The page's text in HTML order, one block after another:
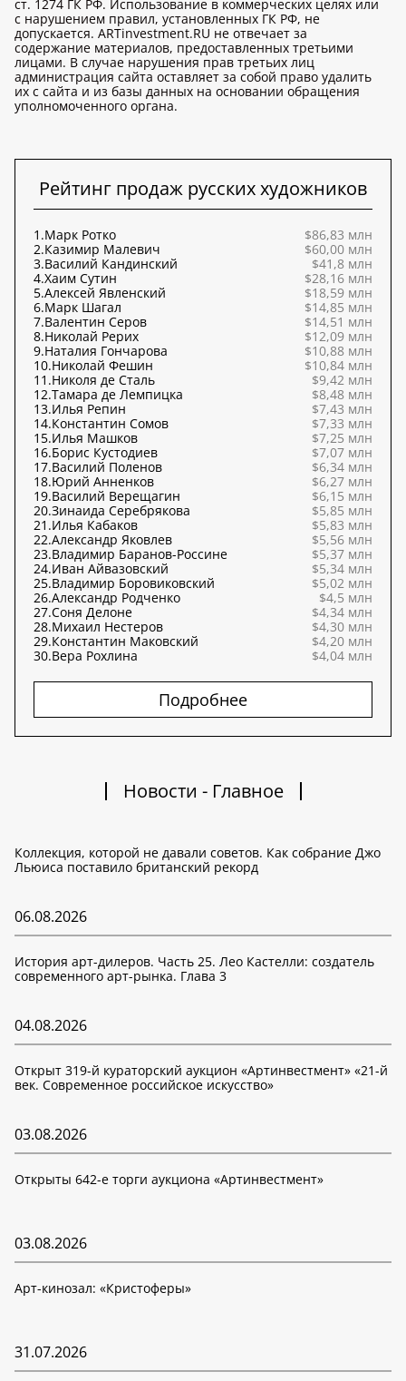
ст. 1274 ГК РФ. Использование в коммерческих целях или
с нарушением правил, установленных ГК РФ, не
допускается. ARTinvestment.RU не отвечает за
содержание материалов, предоставленных третьими
лицами. В случае нарушения прав третьих лиц
администрация сайта оставляет за собой право удалить
их с сайта и из базы данных на основании обращения
уполномоченного органа.
Рейтинг продаж русских художников
1.Марк Ротко
$86,83 млн
2.Казимир Малевич
$60,00 млн
3.Василий Кандинский
$41,8 млн
4.Хаим Сутин
$28,16 млн
5.Алексей Явленский
$18,59 млн
6.Марк Шагал
$14,85 млн
7.Валентин Серов
$14,51 млн
8.Николай Рерих
$12,09 млн
9.Наталия Гончарова
$10,88 млн
10.Николай Фешин
$10,84 млн
11.Николя де Сталь
$9,42 млн
12.Тамара де Лемпицка
$8,48 млн
13.Илья Репин
$7,43 млн
14.Константин Сомов
$7,33 млн
15.Илья Машков
$7,25 млн
16.Борис Кустодиев
$7,07 млн
17.Василий Поленов
$6,34 млн
18.Юрий Анненков
$6,27 млн
19.Василий Верещагин
$6,15 млн
20.Зинаида Серебрякова
$5,85 млн
21.Илья Кабаков
$5,83 млн
22.Александр Яковлев
$5,56 млн
23.Владимир Баранов-Россине
$5,37 млн
24.Иван Айвазовский
$5,34 млн
25.Владимир Боровиковский
$5,02 млн
26.Александр Родченко
$4,5 млн
27.Соня Делоне
$4,34 млн
28.Михаил Нестеров
$4,30 млн
29.Константин Маковский
$4,20 млн
30.Вера Рохлина $4,04 млн
Подробнее
Новости - Главное
Коллекция, которой не давали советов. Как собрание Джо
Льюиса поставило британский рекорд
06.08.2026
История арт-дилеров. Часть 25. Лео Кастелли: создатель
современного арт-рынка. Глава 3
04.08.2026
Открыт 319-й кураторский аукцион «Артинвестмент» «21-й
век. Современное российское искусство»
03.08.2026
Открыты 642-е торги аукциона «Артинвестмент»
03.08.2026
Арт-кинозал: «Кристоферы»
31.07.2026